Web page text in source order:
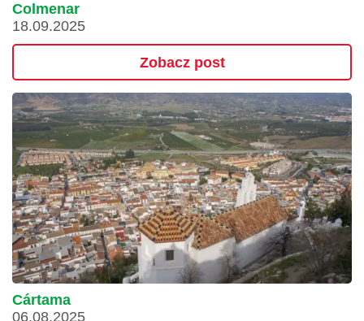
Colmenar
18.09.2025
Zobacz post
Cártama
06.08.2025